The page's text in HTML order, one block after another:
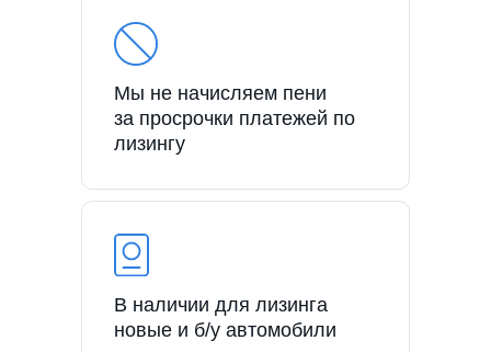
Мы не начисляем пени
за просрочки платежей по
лизингу
В наличии для лизинга
новые и б/у автомобили